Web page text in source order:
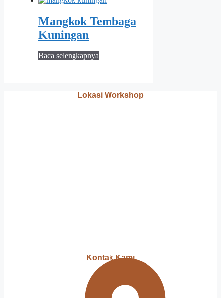
Mangkok Tembaga
Kuningan
Baca selengkapnya
Lokasi Workshop
Kontak Kami